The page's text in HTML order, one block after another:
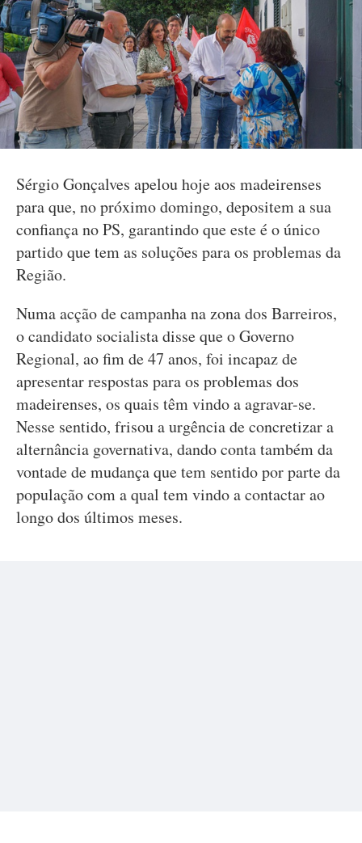
Sérgio Gonçalves apelou hoje aos madeirenses
para que, no próximo domingo, depositem a sua
confiança no PS, garantindo que este é o único
partido que tem as soluções para os problemas da
Região.
Numa acção de campanha na zona dos Barreiros,
o candidato socialista disse que o Governo
Regional, ao fim de 47 anos, foi incapaz de
apresentar respostas para os problemas dos
madeirenses, os quais têm vindo a agravar-se.
Nesse sentido, frisou a urgência de concretizar a
alternância governativa, dando conta também da
vontade de mudança que tem sentido por parte da
população com a qual tem vindo a contactar ao
longo dos últimos meses.